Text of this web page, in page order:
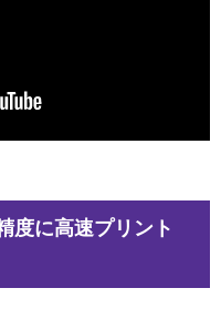
度に高速プリント